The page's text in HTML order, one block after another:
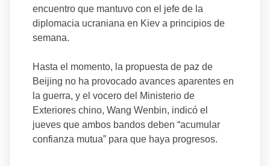
encuentro que mantuvo con el jefe de la
diplomacia ucraniana en Kiev a principios de
semana.
Hasta el momento, la propuesta de paz de
Beijing no ha provocado avances aparentes en
la guerra, y el vocero del Ministerio de
Exteriores chino, Wang Wenbin, indicó el
jueves que ambos bandos deben “acumular
confianza mutua” para que haya progresos.